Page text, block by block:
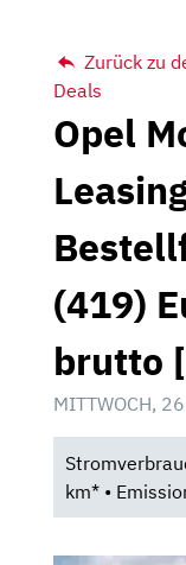
Zurück zu
Deals
Opel
(419)
brutto
MITTWOCH,
km* •